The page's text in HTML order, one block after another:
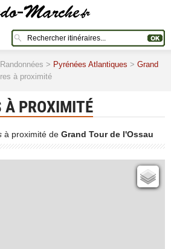
> Pyrénées Atlantiques > Grand
à proximité
À PROXIMITÉ
à proximité de Grand Tour de l'Ossau